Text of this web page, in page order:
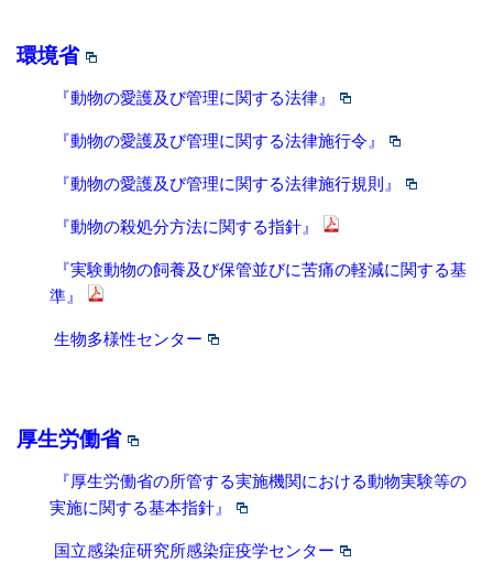
環境省
『動物の愛護及び管理に関する法律』
『動物の愛護及び管理に関する法律施行令』
『動物の愛護及び管理に関する法律施行規則』
『動物の殺処分方法に関する指針』
『実験動物の飼養及び保管並びに苦痛の軽減に関する基
準』
生物多様性センター
厚生労働省
『厚生労働省の所管する実施機関における動物実験等の
実施に関する基本指針』
国立感染症研究所感染症疫学センター